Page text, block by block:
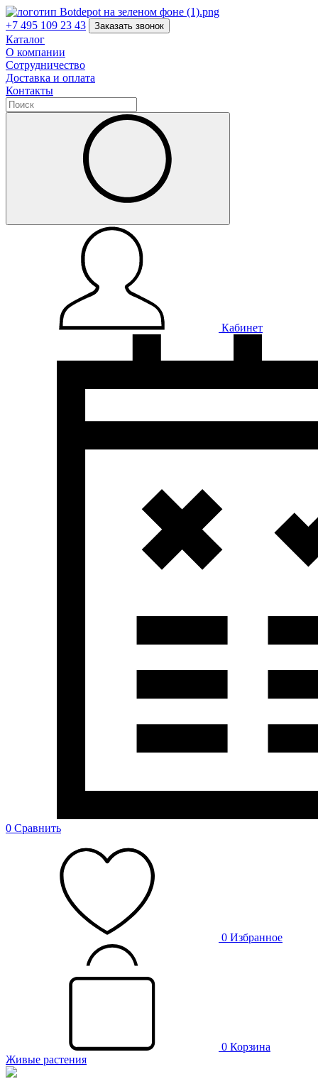
+7 495 109 23 43 Заказать звонок
Каталог
О компании
Сотрудничество
Доставка и оплата
Контакты
Кабинет
0 Сравнить
0 Избранное
0 Корзина
Живые растения